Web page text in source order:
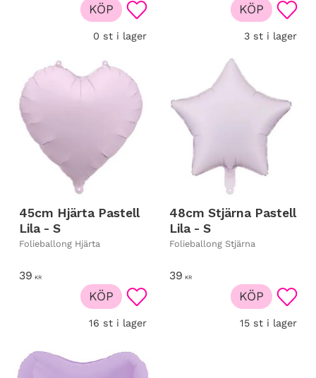
Lägg till i favoriter
0 st i lager
KÖP
3 st i lager
KÖP
45cm Hjärta Pastell
Lila - S
Folieballong Hjärta
39 KR
Lägg till i favoriter
16 st i lager
KÖP
48cm Stjärna Pastell
Lila - S
Folieballong Stjärna
39 KR
15 st i lager
KÖP